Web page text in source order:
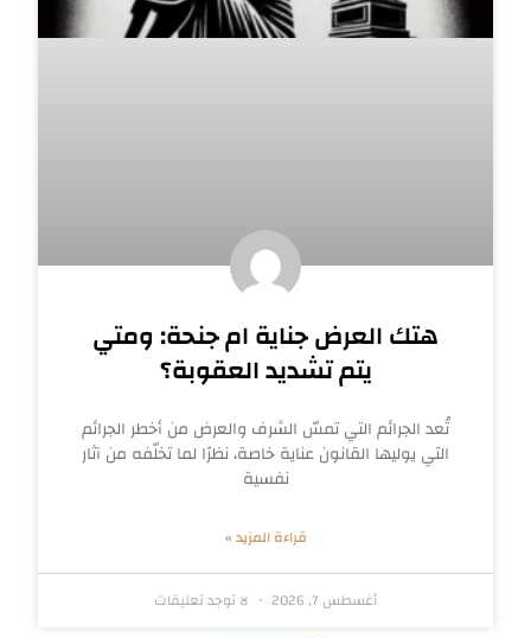
هتك العرض جناية ام جنحة: ومتي
يتم تشديد العقوبة؟
تُعد الجرائم التي تمسّ الشرف والعرض من أخطر الجرائم
التي يوليها القانون عناية خاصة، نظرًا لما تخلّفه من آثار
نفسية
قراءة المزيد »
أغسطس 7, 2026 لا توجد تعليقات